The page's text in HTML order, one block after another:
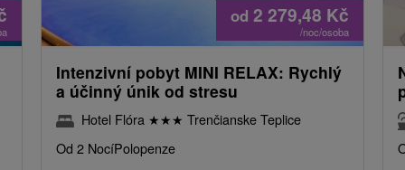
od 2 279,48 Kč
/noc/osoba
Intenzivní pobyt MINI RELAX: Rychlý
a účinný únik od stresu
Hotel Flóra ★★★ Trenčianske Teplice
Od 2 NocíPolopenze